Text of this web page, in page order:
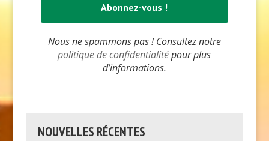
Nous ne spammons pas ! Consultez notre
politique de confidentialitépour plus
d’informations.
NOUVELLES RÉCENTES